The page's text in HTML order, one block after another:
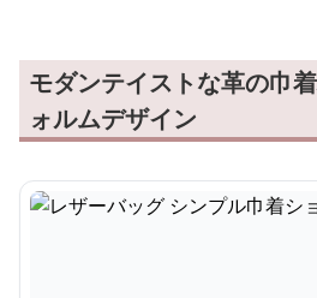
モダンテイストな革の巾
ォルムデザイン